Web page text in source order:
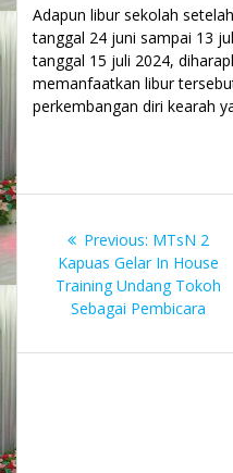
Adapun libur sekolah
tanggal 24 juni sampai 13
tanggal 15 juli 2024,
memanfaatkan libur
perkembangan diri kearah
posPrevious: Previous
post:
MTsN 2
Kapuas Gelar In House
Training Undang Tokoh
Sebagai Pembicara